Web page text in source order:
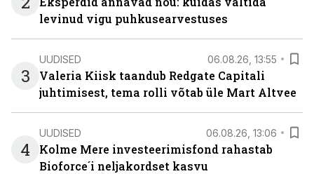
levinud vigu puhkusearvestuses
3
UUDISED 06.08.26, 13:55
Valeria Kiisk taandub Redgate Capitali
juhtimisest, tema rolli võtab üle Mart Altvee
4
UUDISED 06.08.26, 13:06
Kolme Mere investeerimisfond rahastab
Bioforce´i neljakordset kasvu